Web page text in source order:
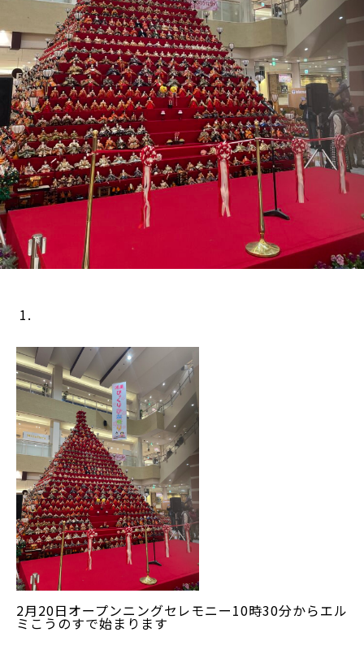
2月20日オープンニングセレモニー10時30分からエル
ミこうのすで始まります